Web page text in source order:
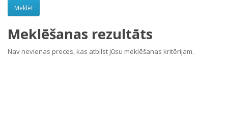
Meklēšanas rezultāts
Nav nevienas preces, kas atbilst Jūsu meklēšanas kritērijam.